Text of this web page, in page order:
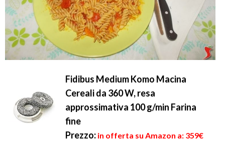
Fidibus Medium Komo Macina
Cereali da 360 W, resa
approssimativa 100 g/min Farina
fine
Prezzo: in offerta su Amazon a: 359€